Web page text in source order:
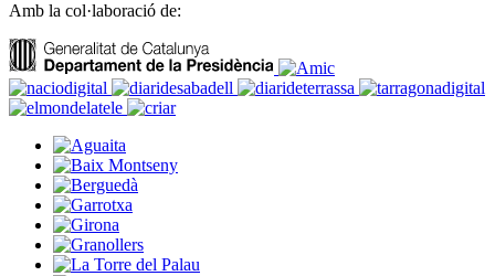
Amb la col·laboració de: